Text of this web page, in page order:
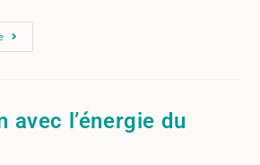
avec l’énergie du